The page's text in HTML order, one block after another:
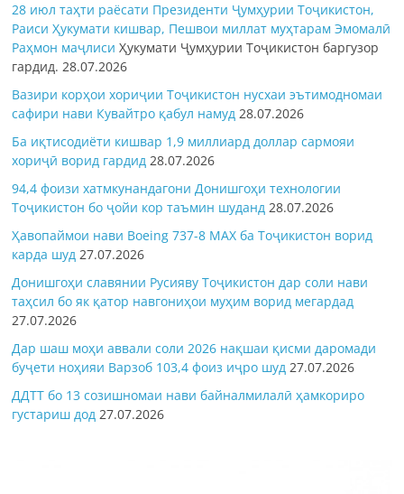
28 июл таҳти раёсати Президенти Ҷумҳурии Тоҷикистон,
Раиси Ҳукумати кишвар, Пешвои миллат муҳтарам Эмомалӣ
Раҳмон маҷлисиҲукумати Ҷумҳурии Тоҷикистон баргузор
гардид.28.07.2026
Вазири корҳои хориҷии Тоҷикистон нусхаи эътимодномаи
сафири нави Кувайтро қабул намуд 28.07.2026
Ба иқтисодиёти кишвар 1,9 миллиард доллар сармояи
хориҷӣ ворид гардид 28.07.2026
94,4 фоизи хатмкунандагони Донишгоҳи технологии
Тоҷикистон бо ҷойи кор таъмин шуданд 28.07.2026
Ҳавопаймои нави Boeing 737-8 MAX ба Тоҷикистон ворид
карда шуд 27.07.2026
Донишгоҳи славянии Русияву Тоҷикистон дар соли нави
таҳсил бо як қатор навгониҳои муҳим ворид мегардад
27.07.2026
Дар шаш моҳи аввали соли 2026 нақшаи қисми даромади
буҷети ноҳияи Варзоб 103,4 фоиз иҷро шуд 27.07.2026
ДДТТ бо 13 созишномаи нави байналмилалӣ ҳамкориро
густариш дод 27.07.2026